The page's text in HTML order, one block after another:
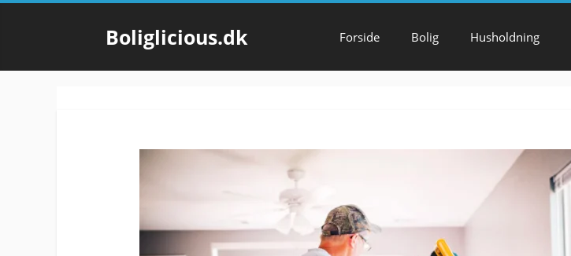
Hop
Boliglicious.dk Forside Bolig Husholdning